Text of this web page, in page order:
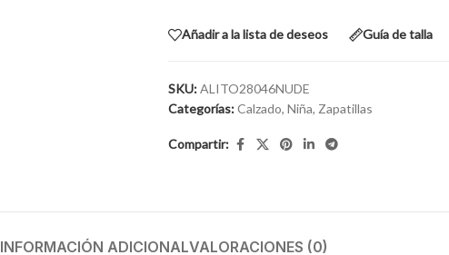
Añadir a la lista de deseos Guía de talla
SKU:ALITO28046NUDE
Categorías:Calzado, Niña, Zapatillas
Compartir:
INFORMACIÓN ADICIONALVALORACIONES (0)